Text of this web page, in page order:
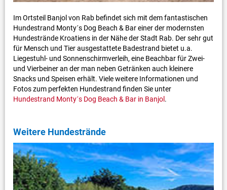
Im Ortsteil Banjol von Rab befindet sich mit dem fantastischen
Hundestrand Monty´s Dog Beach & Bar einer der modernsten
Hundestrände Kroatiens in der Nähe der Stadt Rab. Der sehr gut
für Mensch und Tier ausgestattete Badestrand bietet u.a.
Liegestuhl- und Sonnenschirmverleih, eine Beachbar für Zwei-
und Vierbeiner an der man neben Getränken auch kleinere
Snacks und Speisen erhält. Viele weitere Informationen und
Fotos zum perfekten Hundestrand finden Sie unter
Hundestrand Monty´s Dog Beach & Bar in Banjol .
Weitere Hundestrände